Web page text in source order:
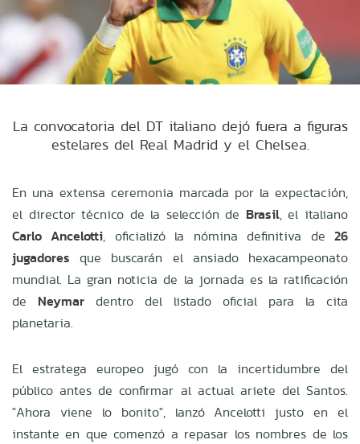
La convocatoria del DT italiano dejó fuera a figuras
estelares del Real Madrid y el Chelsea.
En una extensa ceremonia marcada por la expectación,
el director técnico de la selección de Brasil, el italiano
Carlo Ancelotti, oficializó la nómina definitiva de26
jugadores que buscarán el ansiado hexacampeonato
mundial. La gran noticia de la jornada es la ratificación
de Neymar dentro del listado oficial para la cita
planetaria.
El estratega europeo jugó con la incertidumbre del
público antes de confirmar al actual ariete del Santos.
"Ahora viene lo bonito", lanzó Ancelotti justo en el
instante en que comenzó a repasar los nombres de los